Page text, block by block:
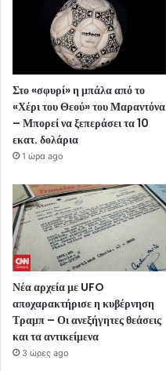
Στο «σφυρί» η μπάλα από το
«Χέρι του Θεού» του Μαραντόνα
– Μπορεί να ξεπεράσει τα 10
εκατ. δολάρια
1 ώρα ago
Νέα αρχεία με UFO
αποχαρακτήρισε η κυβέρνηση
Τραμπ – Οι ανεξήγητες θεάσεις
και τα αντικείμενα
3 ώρες ago